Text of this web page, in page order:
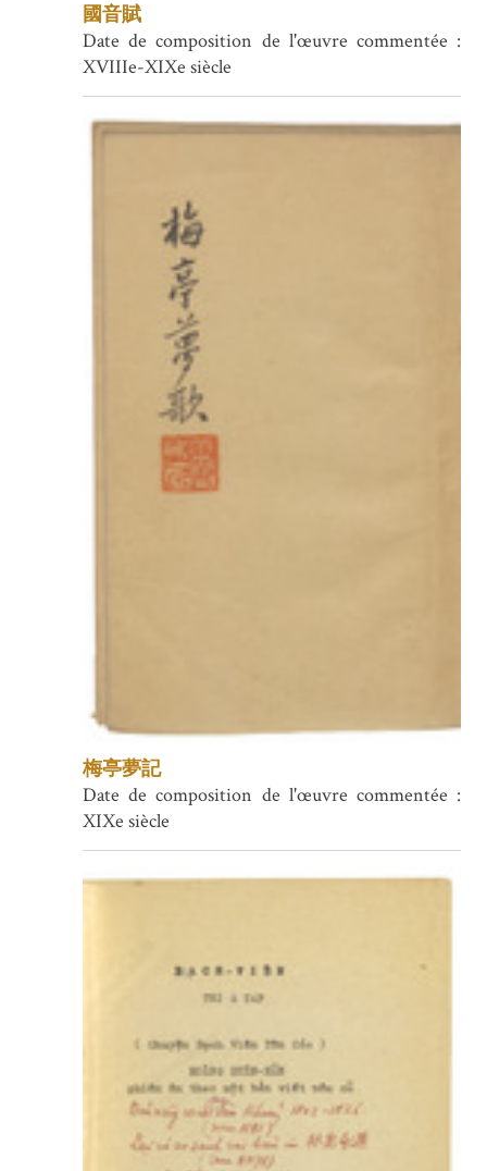
國音賦
Date de composition de l'œuvre commentée :
XVIIIe-XIXe siècle
梅亭夢記
Date de composition de l'œuvre commentée :
XIXe siècle